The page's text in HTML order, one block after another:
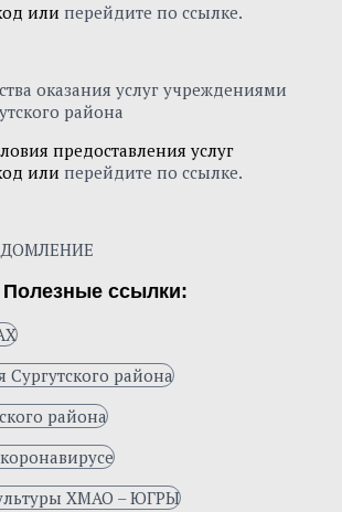
или перейдите по ссылке.
предоставления услуг
или перейдите по ссылке.
Полезные ссылки: